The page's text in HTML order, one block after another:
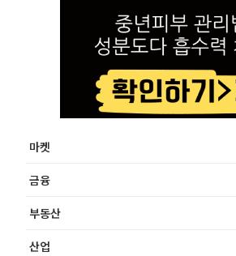
마켓
금융
부동산
산업